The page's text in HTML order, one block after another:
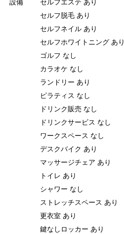
セルフ脱毛 あり
セルフネイル あり
セルフホワイトニング あり
ゴルフ なし
カラオケ なし
ランドリー あり
ピラティス なし
ドリンク販売 なし
ドリンクサービス なし
ワークスペース なし
デスクバイク あり
マッサージチェア あり
トイレ あり
シャワー なし
ストレッチスペース あり
更衣室 あり
鍵なしロッカー あり